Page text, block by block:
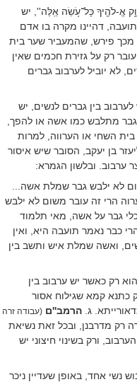
אֱ-לֹהֶ֖יךָ כָּל־עֹ֥שֵׂה אֵֽלֶּה'' , יש
דהיינו מקרה בו אדם
מכך פירש, שהמעביר שער בית
רק על גזירת חכמים שאין
לא יוביל לערבוב גברים
בין גברים לנשים, יש
מתלבש כמו אשה או להפך,
השחי או הערווה, למרות
בן יעקב, הסובר שיש איסור
ערבוב. ובלשון הגמרא:
לא ילבש גבר שמלת אשה...
הרי זה עובר משום לא ילבש
גבר על אשה, מאי תלמוד
כבר נאמר תועבה היא, ואין
ואשה שמלת איש ותשב בין
רק כאשר יש ערבוב בין
כתנא קמא שגילוח אסור
ג. הרמב''ם (עבודה זרה
רק מדרבנן, ובכל זאת נשיאת
ורק בשינוי חיצוני יש
אחד, באופן שעדיין ניכר